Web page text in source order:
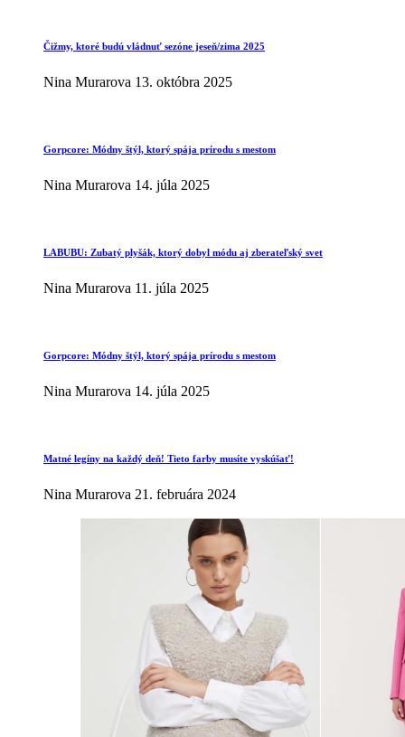
Čižmy, ktoré budú vládnuť sezóne jeseň/zima 2025
Nina Murarova 13. októbra 2025
Gorpcore: Módny štýl, ktorý spája prírodu s mestom
Nina Murarova 14. júla 2025
LABUBU: Zubatý plyšák, ktorý dobyl módu aj zberateľský svet
Nina Murarova 11. júla 2025
Gorpcore: Módny štýl, ktorý spája prírodu s mestom
Nina Murarova 14. júla 2025
Matné legíny na každý deň! Tieto farby musíte vyskúšať!
Nina Murarova 21. februára 2024